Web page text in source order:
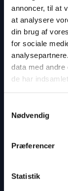
annoncer, til at
at analysere
din brug af
for sociale
data med andre
de har
Nødvendig
Præferencer
Statistik
Få gode
Tilmeld dig
tilbud og